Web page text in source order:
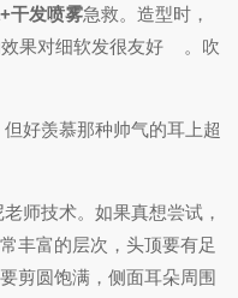
干发喷雾急救。造型时，
果对细软发很友好
。吹
好羡慕那种帅气的耳上超
师技术。如果真想尝试，
丰富的层次，头顶要有足
剪圆饱满，侧面耳朵周围